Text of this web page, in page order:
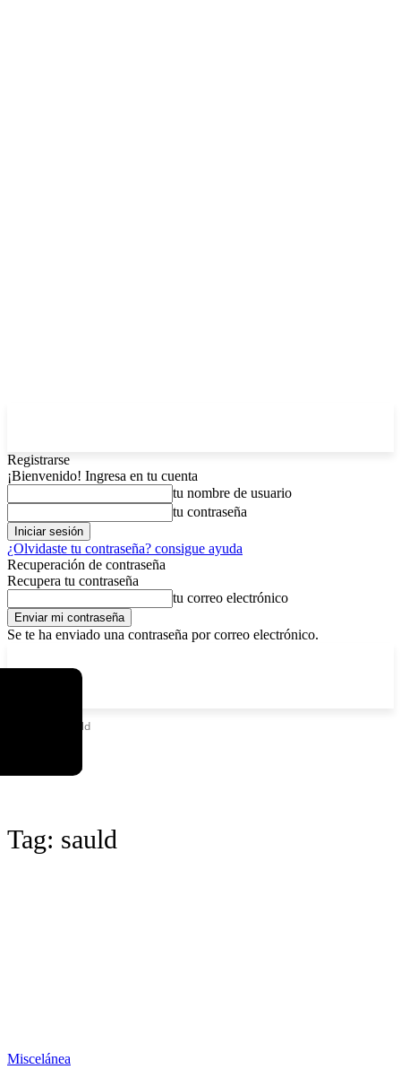
Registrarse
¡Bienvenido! Ingresa en tu cuenta
tu nombre de usuario
tu contraseña
¿Olvidaste tu contraseña? consigue ayuda
Recuperación de contraseña
Recupera tu contraseña
tu correo electrónico
Se te ha enviado una contraseña por correo electrónico.
Sauld
Tag: sauld
Miscelánea